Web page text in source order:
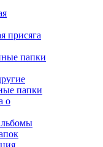
присяга
папки
папки
о